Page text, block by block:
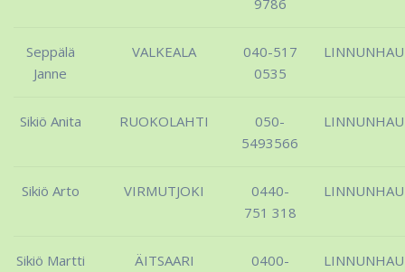
9786
Seppälä
Janne
VALKEALA
040-517
0535
Sikiö Anita RUOKOLAHTI
050-
5493566
Sikiö Arto VIRMUTJOKI
0440-
751 318
Sikiö Martti ÄITSAARI
0400-